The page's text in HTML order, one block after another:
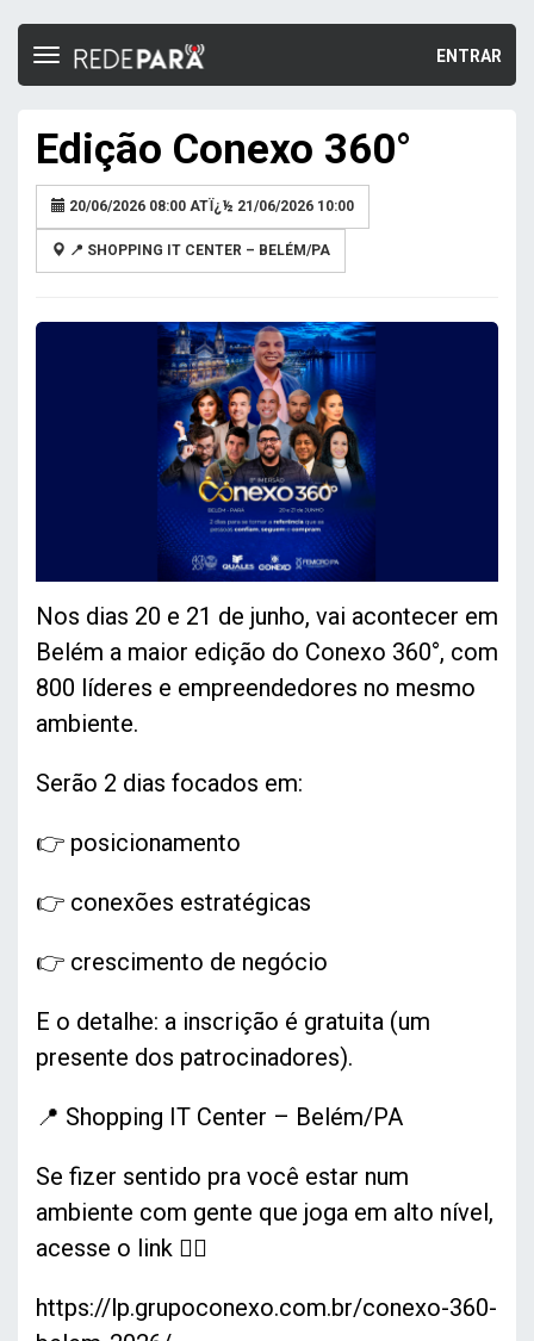
ENTRAR
Toggle
Edição Conexo 360°
20/06/2026 08:00 ATÏ¿½ 21/06/2026 10:00
📍 SHOPPING IT CENTER – BELÉM/PA
Nos dias 20 e 21 de junho, vai acontecer em
Belém a maior edição do Conexo 360°, com
800 líderes e empreendedores no mesmo
ambiente.
Serão 2 dias focados em:
👉 posicionamento
👉 conexões estratégicas
👉 crescimento de negócio
E o detalhe: a inscrição é gratuita (um
presente dos patrocinadores).
📍 Shopping IT Center – Belém/PA
Se fizer sentido pra você estar num
ambiente com gente que joga em alto nível,
acesse o link 👇🏽
https://lp.grupoconexo.com.br/conexo-360-